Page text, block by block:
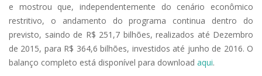
e mostrou que, independentemente do cenário econômico
restritivo, o andamento do programa continua dentro do
previsto, saindo de R$ 251,7 bilhões, realizados até Dezembro
de 2015, para R$ 364,6 bilhões, investidos até junho de 2016. O
balanço completo está disponível para download aqui.